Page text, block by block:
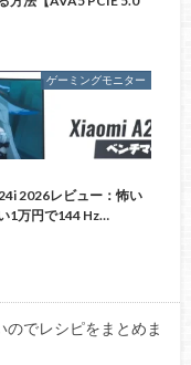
ゲーミングモニター
2026レビュー：怖い
1万円で144 Hz…
でレシピをまとめま